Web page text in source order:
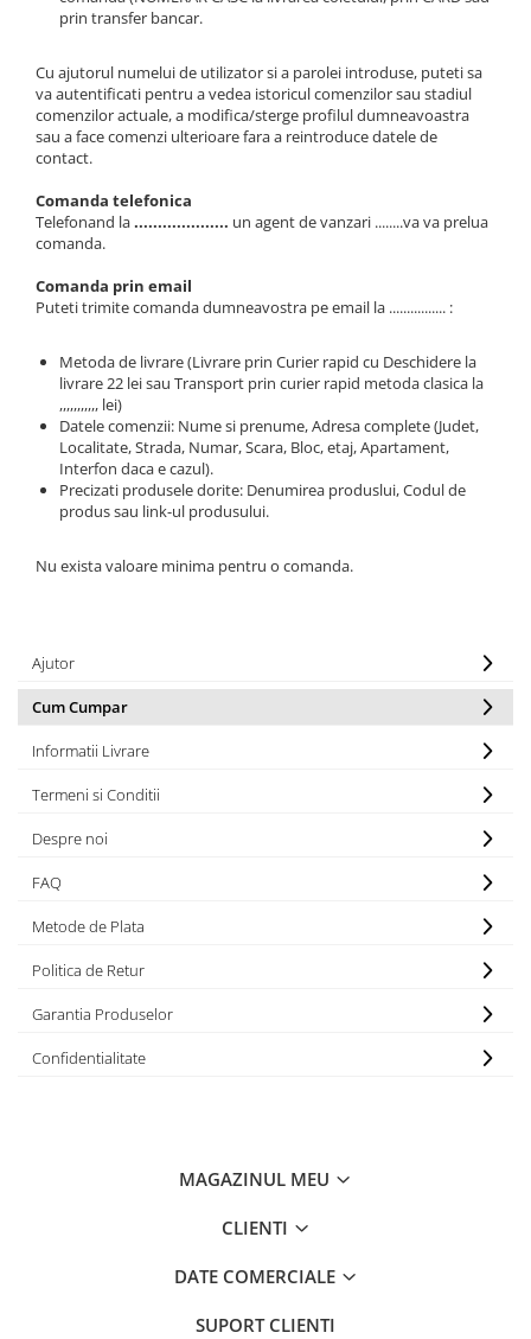
Saboti Frana
Sistem Hidraulic
Distribuitoare Hidraulice
Pompe Hidraulice
Sistem Racire
Piese Racire
Pompe Apa
Radiatoare Racire
Ventilatoare Răcire
prin transfer bancar.
Cu ajutorul numelui de utilizator si a parolei introduse, puteti sa
va autentificati pentru a vedea istoricul comenzilor sau stadiul
comenzilor actuale, a modifica/sterge profilul dumneavoastra
sau a face comenzi ulterioare fara a reintroduce datele de
contact.
Comanda telefonica
Telefonand la.................... un agent de vanzari ........va va prelua
comanda.
Comanda prin email
Puteti trimite comanda dumneavostra pe email la ................ :
Metoda de livrare (Livrare prin Curier rapid cu Deschidere la
livrare 22 lei sau Transport prin curier rapid metoda clasica la
,,,,,,,,,,, lei)
Datele comenzii: Nume si prenume, Adresa complete (Judet,
Localitate, Strada, Numar, Scara, Bloc, etaj, Apartament,
Interfon daca e cazul).
Precizati produsele dorite: Denumirea produslui, Codul de
produs sau link-ul produsului.
Nu exista valoare minima pentru o comanda.
Ajutor
Cum Cumpar
Informatii Livrare
Termeni si Conditii
Despre noi
FAQ
Metode de Plata
Politica de Retur
Garantia Produselor
Confidentialitate
MAGAZINUL MEU
CLIENTI
DATE COMERCIALE
SUPORT CLIENTI